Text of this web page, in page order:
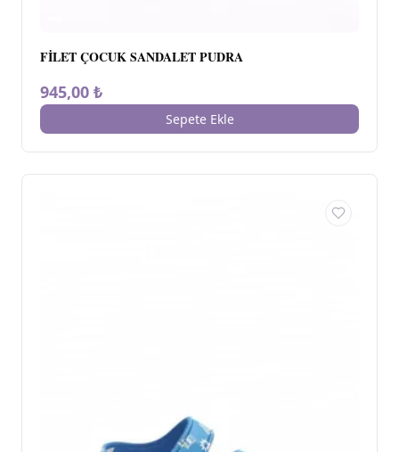
FİLET ÇOCUK SANDALET PUDRA
945,00 ₺
Sepete Ekle